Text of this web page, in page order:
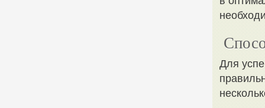
Для